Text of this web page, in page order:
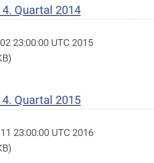
Quartal 2014
23:00:00 UTC 2015
Quartal 2015
23:00:00 UTC 2016